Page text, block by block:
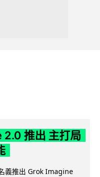
推出 主打局
義推出 Grok Imagine